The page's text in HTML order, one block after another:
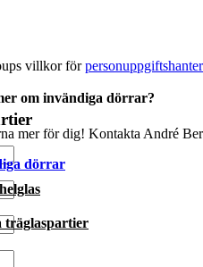
om invändiga dörrar?
mer för dig! Kontakta André
dörrar
träglaspartier
villkor för